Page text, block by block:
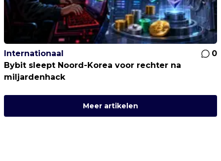
Internationaal
0
Bybit sleept Noord-Korea voor rechter na
miljardenhack
Meer artikelen